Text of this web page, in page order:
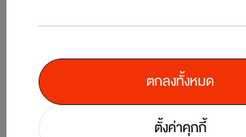
5/7
ตั้งค่าคุกกี้
ตกลงทั้งหมด